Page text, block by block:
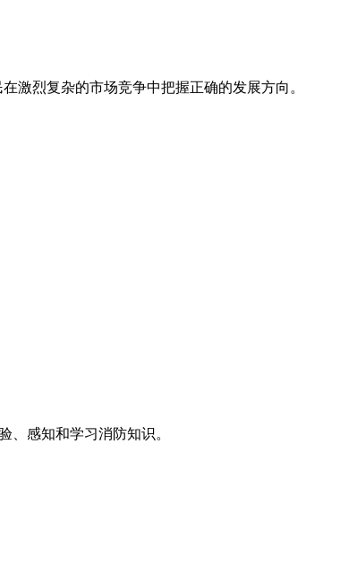
激烈复杂的市场竞争中把握正确的发展方向。
、感知和学习消防知识。